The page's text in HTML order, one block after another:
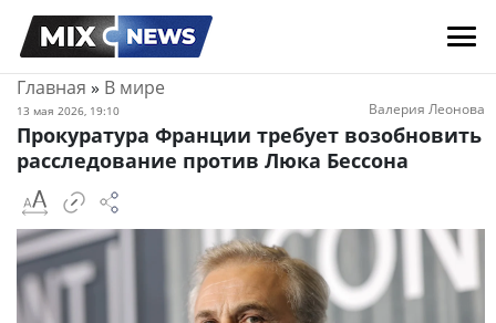
Главная » В мире
13 мая 2026, 19:10 Валерия Леонова
Прокуратура Франции требует возобновить
расследование против Люка Бессона